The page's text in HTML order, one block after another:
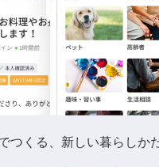
つくる、新しい暮らしかた